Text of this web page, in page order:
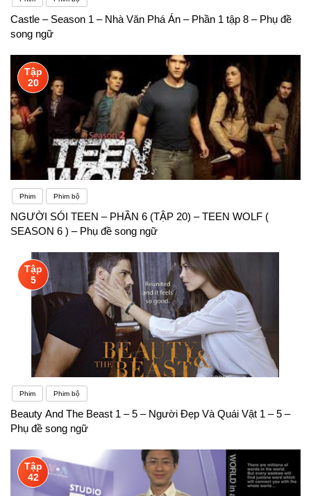
Castle – Season 1 – Nhà Văn Phá Án – Phần 1 tập 8 – Phụ đề
song ngữ
Tập
20
Phim Phim bộ
NGƯỜI SÓI TEEN – PHẦN 6 (TẬP 20) – TEEN WOLF (
SEASON 6 ) – Phụ đề song ngữ
Tập
5
Phim Phim bộ
Beauty And The Beast 1 – 5 – Người Đẹp Và Quái Vật 1 – 5 –
Phụ đề song ngữ
Tập
42